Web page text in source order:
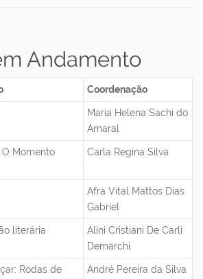
Andamento
Coordenação
Maria Helena Sachi do
Amaral
O Momento
Carla Regina Silva
Afra Vital Mattos Dias
Gabriel
literária
Alini Cristiani De Carli
Demarchi
Rodas de
André Pereira da Silva